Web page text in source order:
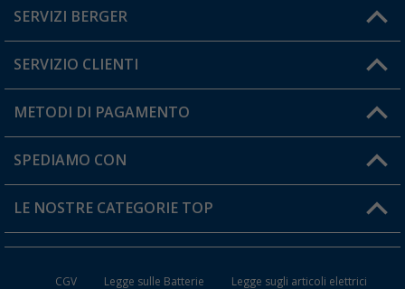
Hai una domanda?
SERVIZI BERGER
Diventare rivenditori
Il mio Account
Carta fedeltà Berger
SERVIZIO CLIENTI
Informazioni sulla spedizione
Resi
FAQ e Contatti
METODI DI PAGAMENTO
SPEDIAMO CON
LE NOSTRE CATEGORIE TOP
CGV Legge sulle Batterie Legge sugli articoli elettrici